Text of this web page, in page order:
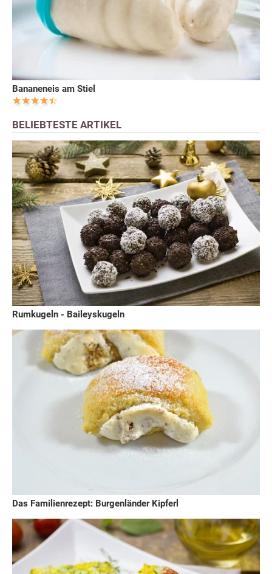
Bananeneis am Stiel
BELIEBTESTE ARTIKEL
Rumkugeln - Baileyskugeln
Das Familienrezept: Burgenländer Kipferl